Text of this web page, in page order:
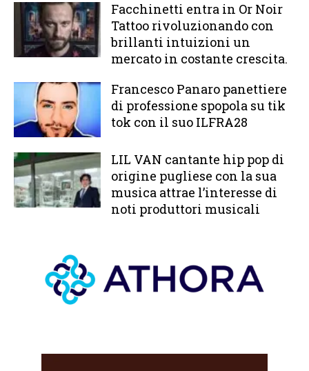
Facchinetti entra in Or Noir
Tattoo rivoluzionando con
brillanti intuizioni un
mercato in costante crescita.
Francesco Panaro panettiere
di professione spopola su tik
tok con il suo ILFRA28
LIL VAN cantante hip pop di
origine pugliese con la sua
musica attrae l’interesse di
noti produttori musicali